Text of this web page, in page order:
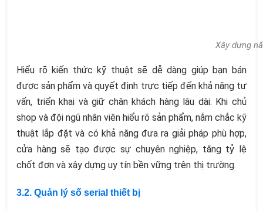
Xây dựng
Hiểu rõ kiến thức kỹ thuật sẽ dễ dàng giúp bạn bán
được sản phẩm và quyết định trực tiếp đến khả năng tư
vấn, triển khai và giữ chân khách hàng lâu dài. Khi chủ
shop và đội ngũ nhân viên hiểu rõ sản phẩm, nắm chắc kỹ
thuật lắp đặt và có khả năng đưa ra giải pháp phù hợp,
cửa hàng sẽ tạo được sự chuyên nghiệp, tăng tỷ lệ
chốt đơn và xây dựng uy tín bền vững trên thị trường.
3.2. Quản lý số serial thiết bị